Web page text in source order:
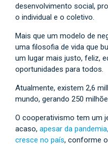
desenvolvimento social,
o individual e o coletivo.
Mais que um modelo de
uma filosofia de vida que
um lugar mais justo, feliz,
oportunidades para todos.
Atualmente, existem 2,6
mundo, gerando 250
O cooperativismo tem um
acaso, apesar da
cresce no país, conforme